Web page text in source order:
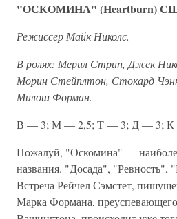
"ОСКОМИНА" (Heartburn)
Режиссер Майк Николс.
В ролях: Мерил Стрип, Джек
Морин Стейплтон, Стокард
Милош Форман.
В — 3; М — 2,5; Т — 3; Д — 3; К
Пожалуй, "Оскомина" —
названия. "Досада", "Ревность",
Встреча Рейчел Сэмстет,
Марка Формана,